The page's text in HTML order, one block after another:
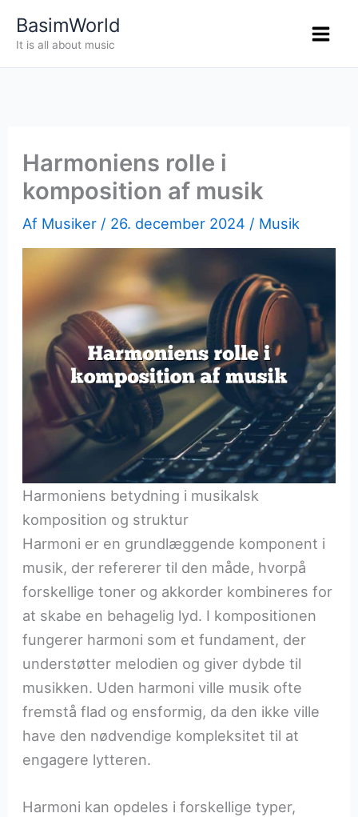
BasimWorld
It is all about music
Harmoniens rolle i
komposition af musik
Af Musiker / 26. december 2024 / Musik
Harmoniens betydning i musikalsk
komposition og struktur
Harmoni er en grundlæggende komponent i
musik, der refererer til den måde, hvorpå
forskellige toner og akkorder kombineres for
at skabe en behagelig lyd. I kompositionen
fungerer harmoni som et fundament, der
understøtter melodien og giver dybde til
musikken. Uden harmoni ville musik ofte
fremstå flad og ensformig, da den ikke ville
have den nødvendige kompleksitet til at
engagere lytteren.
Harmoni kan opdeles i forskellige typer,